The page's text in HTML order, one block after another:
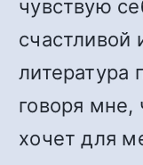
чувствую
счастливой
литература
говоря мне,
хочет для